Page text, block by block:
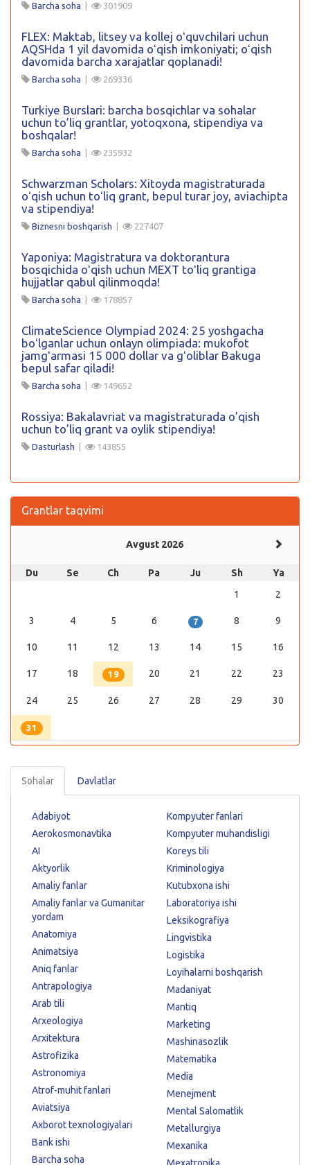
Barcha soha 301909
FLEX: Maktab, litsey va kollej oʻquvchilari uchun
AQSHda 1 yil davomida oʻqish imkoniyati; oʻqish
davomida barcha xarajatlar qoplanadi!
Barcha soha 269336
Turkiye Burslari: barcha bosqichlar va sohalar
uchun to’liq grantlar, yotoqxona, stipendiya va
boshqalar!
Barcha soha 235932
Schwarzman Scholars: Xitoyda magistraturada
oʻqish uchun toʻliq grant, bepul turar joy, aviachipta
va stipendiya!
Biznesni boshqarish 227407
Yaponiya: Magistratura va doktorantura
bosqichida oʻqish uchun MEXT toʻliq grantiga
hujjatlar qabul qilinmoqda!
Barcha soha 178857
ClimateScience Olympiad 2024: 25 yoshgacha
boʻlganlar uchun onlayn olimpiada: mukofot
jamgʻarmasi 15 000 dollar va gʻoliblar Bakuga
bepul safar qiladi!
Barcha soha 149652
Rossiya: Bakalavriat va magistraturada o’qish
uchun to’liq grant va oylik stipendiya!
Dasturlash 143855
Grantlar taqvimi
Avgust 2026
Du Se Ch Pa Ju Sh
Ya
1
2
3 4 5 6 7 8 9
10 11 12 13 14 15 16
17 18 19 20 21 22 23
24 25 26 27 28 29 30
31
Sohalar Davlatlar
Adabiyot
Aerokosmonavtika
AI
Aktyorlik
Amaliy fanlar
Amaliy fanlar va Gumanitar
yordam
Anatomiya
Animatsiya
Aniq fanlar
Antrapologiya
Arab tili
Arxeologiya
Arxitektura
Astrofizika
Astronomiya
Atrof-muhit fanlari
Aviatsiya
Axborot texnologiyalari
Bank ishi
Barcha soha
Kompyuter fanlari
Kompyuter muhandisligi
Koreys tili
Kriminologiya
Kutubxona ishi
Laboratoriya ishi
Leksikografiya
Lingvistika
Logistika
Loyihalarni boshqarish
Madaniyat
Mantiq
Marketing
Mashinasozlik
Matematika
Media
Menejment
Mental Salomatlik
Metallurgiya
Mexanika